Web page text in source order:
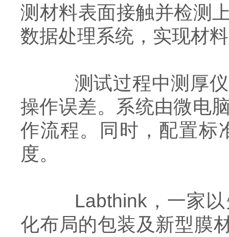
测材料表面接触并检测
数据处理系统，实现材
测试过程中测厚仪
操作误差。系统由微电
作流程。同时，配置标
度。
Labthink，一家以
化布局的包装及新型膜